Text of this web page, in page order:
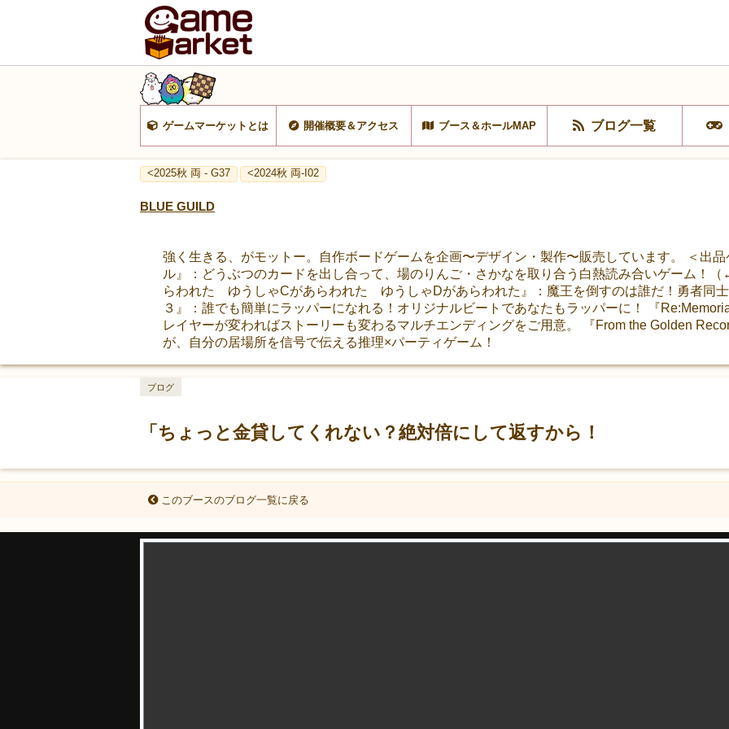
ゲームマーケットとは 開催概要＆アクセス ブース＆ホールMAP ブログ一覧
<2025秋 両 - G37 <2024秋 両-I02
BLUE GUILD
強く生きる、がモットー。自作ボードゲームを企画〜デザイン・製作〜販売しています。 ＜出
ル』：どうぶつのカードを出し合って、場のりんご・さかなを取り合う白熱読み合いゲーム！
らわれた ゆうしゃCがあらわれた ゆうしゃDがあらわれた』：魔王を倒すのは誰だ！勇者同
３』：誰でも簡単にラッパーになれる！オリジナルビートであなたもラッパーに！ 『
レイヤーが変わればストーリーも変わるマルチエンディングをご用意。 『From the Golden
が、自分の居場所を信号で伝える推理×パーティゲーム！
「ちょっと金貸してくれない？絶対倍にして返すから！
ブログ
このブースのブログ一覧に戻る